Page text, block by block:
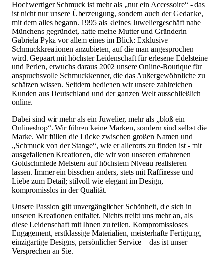
Hochwertiger Schmuck ist mehr als „nur ein Accessoire“ - das
ist nicht nur unsere Überzeugung, sondern auch der Gedanke,
mit dem alles begann. 1995 als kleines Juweliergeschäft nahe
Münchens gegründet, hatte meine Mutter und Gründerin
Gabriela Pyka vor allem eines im Blick: Exklusive
Schmuckkreationen anzubieten, auf die man angesprochen
wird. Gepaart mit höchster Leidenschaft für erlesene Edelsteine
und Perlen, erwuchs daraus 2002 unsere Online-Boutique für
anspruchsvolle Schmuckkenner, die das Außergewöhnliche zu
schätzen wissen. Seitdem bedienen wir unsere zahlreichen
Kunden aus Deutschland und der ganzen Welt ausschließlich
online.
Dabei sind wir mehr als ein Juwelier, mehr als „bloß ein
Onlineshop“. Wir führen keine Marken, sondern sind selbst die
Marke. Wir füllen die Lücke zwischen großen Namen und
„Schmuck von der Stange“, wie er allerorts zu finden ist - mit
ausgefallenen Kreationen, die wir von unseren erfahrenen
Goldschmiede Meistern auf höchstem Niveau realisieren
lassen. Immer ein bisschen anders, stets mit Raffinesse und
Liebe zum Detail; stilvoll wie elegant im Design,
kompromisslos in der Qualität.
Unsere Passion gilt unvergänglicher Schönheit, die sich in
unseren Kreationen entfaltet. Nichts treibt uns mehr an, als
diese Leidenschaft mit Ihnen zu teilen. Kompromissloses
Engagement, erstklassige Materialien, meisterhafte Fertigung,
einzigartige Designs, persönlicher Service – das ist unser
Versprechen an Sie.